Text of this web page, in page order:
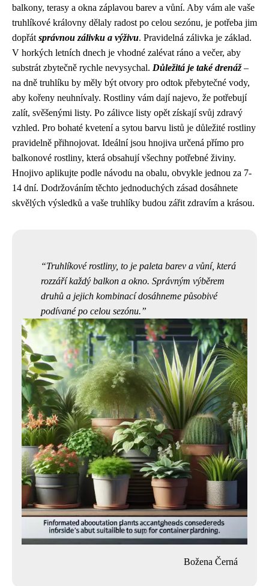
balkony, terasy a okna záplavou barev a vůní. Aby vám ale vaše
truhlíkové královny dělaly radost po celou sezónu, je potřeba jim
dopřát správnou zálivku a výživu. Pravidelná zálivka je základ.
V horkých letních dnech je vhodné zalévat ráno a večer, aby
substrát zbytečně rychle nevysychal. Důležitá je také drenáž–
na dně truhlíku by měly být otvory pro odtok přebytečné vody,
aby kořeny neuhnívaly. Rostliny vám dají najevo, že potřebují
zalít, svěšenými listy. Po zálivce listy opět získají svůj zdravý
vzhled. Pro bohaté kvetení a sytou barvu listů je důležité rostliny
pravidelně přihnojovat. Ideální jsou hnojiva určená přímo pro
balkonové rostliny, která obsahují všechny potřebné živiny.
Hnojivo aplikujte podle návodu na obalu, obvykle jednou za 7-
14 dní. Dodržováním těchto jednoduchých zásad dosáhnete
skvělých výsledků a vaše truhlíky budou zářit zdravím a krásou.
Truhlíkové rostliny, to je paleta barev a vůní, která
rozzáří každý balkon a okno. Správným výběrem
druhů a jejich kombinací dosáhneme působivé
podívané po celou sezónu.
Božena Černá